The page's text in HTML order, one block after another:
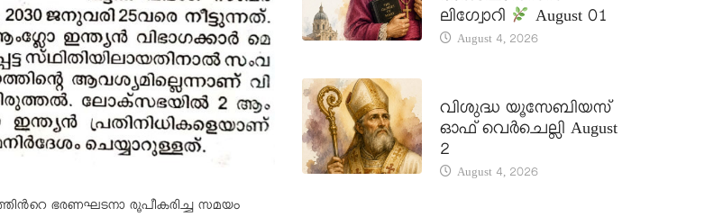
ഭരണഘടനാ രൂപീകരിച്ച സമയം
ലിഗ്വോറി
August 01
August 4, 2026
വിശുദ്ധ യൂസേബിയസ്
ഓഫ് വെർചെല്ലി August
2
August 4, 2026